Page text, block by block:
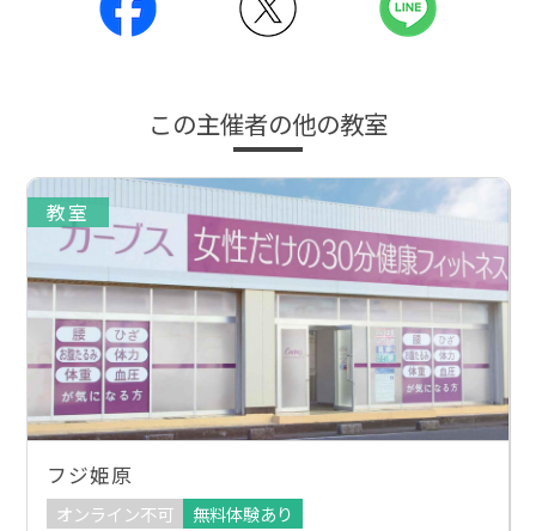
この主催者の他の教室
教室
フジ姫原
オンライン不可
無料体験あり